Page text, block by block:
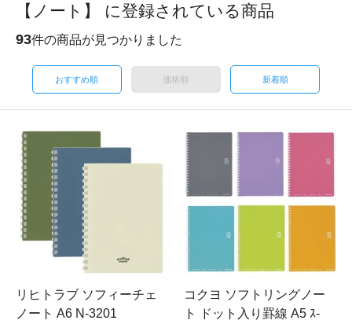
【ノート】 に登録されている商品
93件の商品が見つかりました
おすすめ順 価格順 新着順
リヒトラブ ソフィーチェ
ノート A6 N-3201
コクヨ ソフトリングノー
ト ドット入り罫線 A5 ｽ-